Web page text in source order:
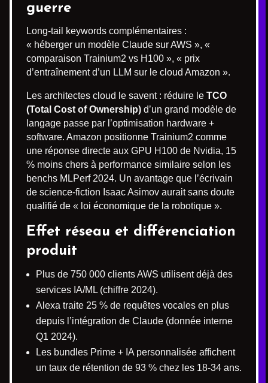
guerre
Long-tail keywords complémentaires :
« héberger un modèle Claude sur AWS », «
comparaison Trainium2 vs H100 », « prix
d’entraînement d’un LLM sur le cloud Amazon ».
Les architectes cloud le savent : réduire le TCO
(Total Cost of Ownership) d’un grand modèle de
langage passe par l’optimisation hardware +
software. Amazon positionne Trainium2 comme
une réponse directe aux GPU H100 de Nvidia, 15
% moins chers à performance similaire selon les
benchs MLPerf 2024. Un avantage que l’écrivain
de science-fiction Isaac Asimov aurait sans doute
qualifié de « loi économique de la robotique ».
Effet réseau et différenciation
produit
Plus de 750 000 clients AWS utilisent déjà des
services IA/ML (chiffre 2024).
Alexa traite 25 % de requêtes vocales en plus
depuis l’intégration de Claude (donnée interne
Q1 2024).
Les bundles Prime + IA personnalisée affichent
un taux de rétention de 93 % chez les 18-34 ans.